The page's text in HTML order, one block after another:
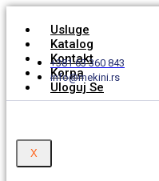
Usluge
Katalog
Kontakt
Korpa
Uloguj Se
X
+381 63 360 843
info@mekini.rs